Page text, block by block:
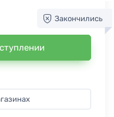
Закончились